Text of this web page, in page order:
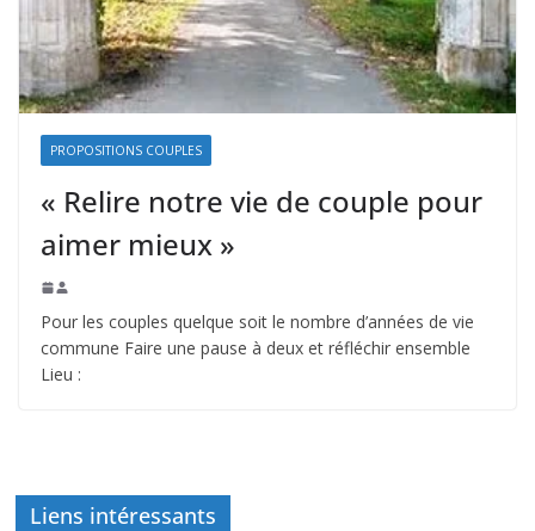
PROPOSITIONS COUPLES
« Relire notre vie de couple pour
aimer mieux »
Pour les couples quelque soit le nombre d’années de vie
commune Faire une pause à deux et réfléchir ensemble
Lieu :
Liens intéressants